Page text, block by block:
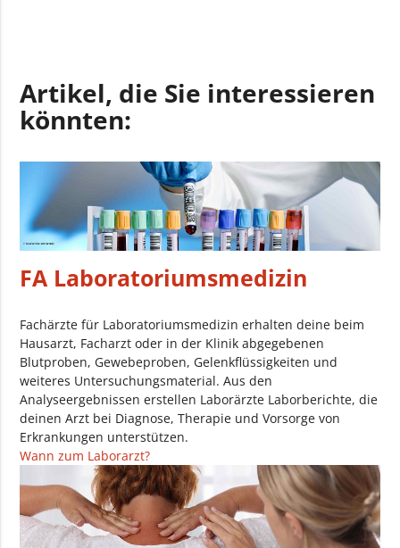
Artikel, die Sie interessieren
könnten:
FA Laboratoriumsmedizin
Fachärzte für Laboratoriumsmedizin erhalten deine beim
Hausarzt, Facharzt oder in der Klinik abgegebenen
Blutproben, Gewebeproben, Gelenkflüssigkeiten und
weiteres Untersuchungsmaterial. Aus den
Analyseergebnissen erstellen Laborärzte Laborberichte, die
deinen Arzt bei Diagnose, Therapie und Vorsorge von
Erkrankungen unterstützen.
Wann zum Laborarzt?